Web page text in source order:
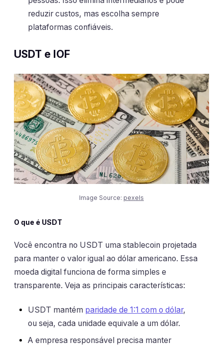
reduzir custos, mas escolha sempre
plataformas confiáveis.
USDT e IOF
Image Source: pexels
O que é USDT
Você encontra no USDT uma stablecoin projetada
para manter o valor igual ao dólar americano. Essa
moeda digital funciona de forma simples e
transparente. Veja as principais características:
USDT mantém paridade de 1:1 com o dólar,
ou seja, cada unidade equivale a um dólar.
A empresa responsável precisa manter